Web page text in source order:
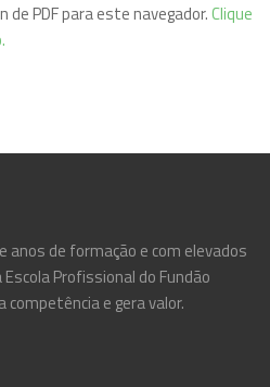
de PDF para este navegador.Clique
anos de formação e com elevados
Profissional do Fundão
e gera valor.